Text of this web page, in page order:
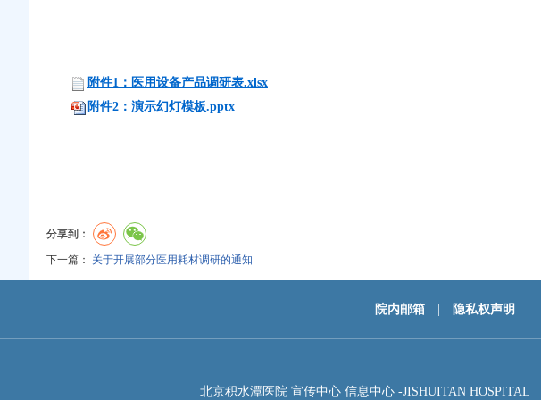
附件1：医用设备产品调研表.xlsx
附件2：演示幻灯模板.pptx
分享到：
下一篇： 关于开展部分医用耗材调研的通知
院内邮箱 | 隐私权声明 |
北京积水潭医院 宣传中心 信息中心 -JISHUITAN HOSPITAL